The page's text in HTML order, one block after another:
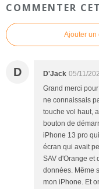
COMMENTER
Ajouter un
D D'Jack 05/11/
Grand merci
ne connaissais
touche vol haut,
bouton de
iPhone 13 pro
écran qui avait
SAV d'Orange et
données. Même
mon iPhone. Et